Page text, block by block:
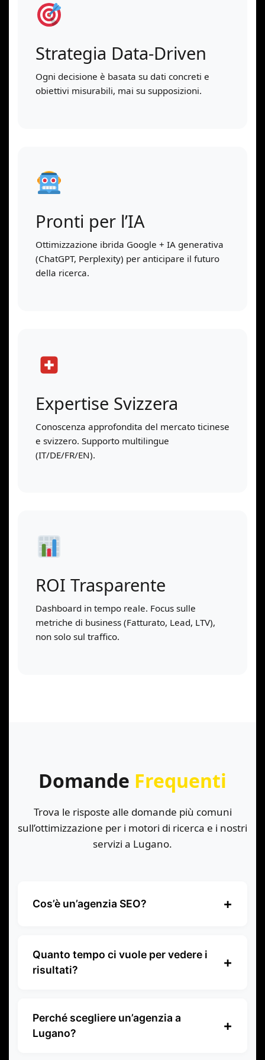
Strategia Data-Driven
Ogni decisione è basata su dati concreti e
obiettivi misurabili, mai su supposizioni.
Pronti per l’IA
Ottimizzazione ibrida Google + IA generativa
(ChatGPT, Perplexity) per anticipare il futuro
della ricerca.
Expertise Svizzera
Conoscenza approfondita del mercato ticinese
e svizzero. Supporto multilingue
(IT/DE/FR/EN).
ROI Trasparente
Dashboard in tempo reale. Focus sulle
metriche di business (Fatturato, Lead, LTV),
non solo sul traffico.
Domande Frequenti
Trova le risposte alle domande più comuni
sull’ottimizzazione per i motori di ricerca e i nostri
servizi a Lugano.
Cos’è un’agenzia SEO? +
nell’ottimizzazione dei siti web per i motori
di ricerca. Aiuta le aziende a migliorare la
attraverso i risultati naturali di ricerca.
Quanto tempo ci vuole per vedere i
risultati?
+
termine. I primi risultati “Quick Wins”
possono essere visibili già dal primo mese
Perché scegliere un’agenzia a
Lugano?
+